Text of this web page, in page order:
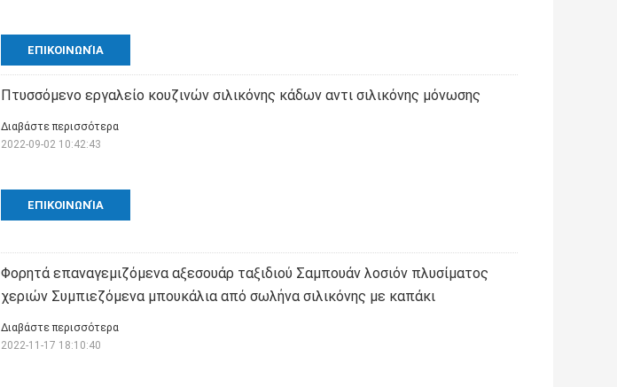
ΕΠΙΚΟΙΝΩΝΊΑ
Πτυσσόμενο εργαλείο κουζινών σιλικόνης κάδων αντι σιλικόνης μόνωσης
ΕΠΙΚΟΙΝΩΝΊΑ
Διαβάστε περισσότερα
2022-09-02 10:42:43
Φορητά επαναγεμιζόμενα αξεσουάρ ταξιδιού Σαμπουάν λοσιόν πλυσίματος
χεριών Συμπιεζόμενα μπουκάλια από σωλήνα σιλικόνης με καπάκι
Διαβάστε περισσότερα
2022-11-17 18:10:40